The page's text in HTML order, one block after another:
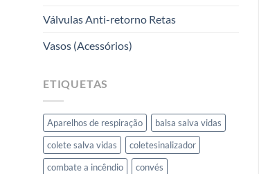
Válvulas Anti-retorno Retas
Vasos (Acessórios)
ETIQUETAS
Aparelhos de respiração
balsa salva vidas
colete salva vidas
coletesinalizador
combate a incêndio
convés